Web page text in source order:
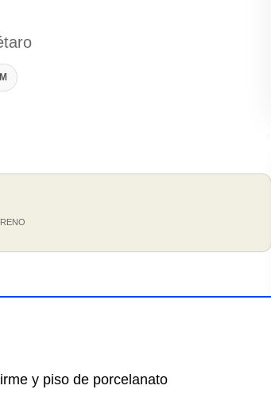
y piso de porcelanato